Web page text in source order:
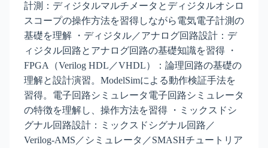
計測：ディジタルマルチメータとディジタルオシロ
スコープの操作方法を習得しながら電気電子計測の
基礎を理解 ・ディジタル／アナログ回路設計：デ
ィジタル回路とアナログ回路の基礎知識を習得 ・
FPGA（Verilog HDL／VHDL）：論理回路の基礎の
理解と設計演習。ModelSimによる動作検証手法を
習得。電子回路シミュレータ電子回路シミュレータ
の特徴を理解し、操作方法を習得 ・ミックスドシ
グナル回路設計：ミックスドシグナル回路／
Verilog-AMS／シミュレータ／SMASHチュートリア